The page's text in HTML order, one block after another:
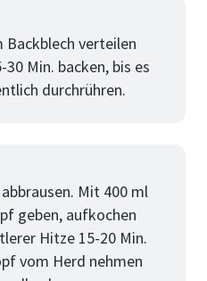
Backblech verteilen
Min. backen, bis es
durchrühren.
Mit 400 ml
geben, aufkochen
Hitze 15-20 Min.
vom Herd nehmen